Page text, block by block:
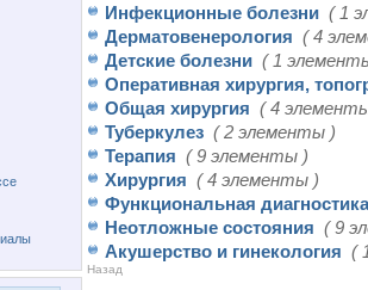
Инфекционные болезни ( 1
Дерматовенерология ( 4
Детские болезни ( 1
Оперативная хирургия,
Общая хирургия ( 4
Туберкулез ( 2 элементы )
Терапия ( 9 элементы )
Хирургия ( 4 элементы )
Функциональная
Неотложные состояния ( 9
Акушерство и гинекология (
Назад